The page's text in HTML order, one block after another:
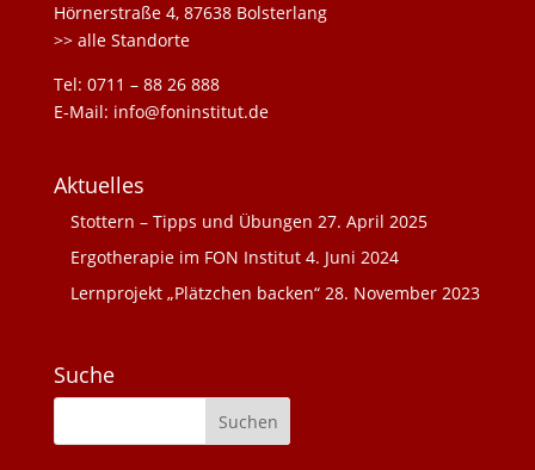
Hörnerstraße 4, 87638 Bolsterlang
>> alle Standorte
Tel: 0711 – 88 26 888
E-Mail: info@foninstitut.de
Aktuelles
Stottern – Tipps und Übungen 27. April 2025
Ergotherapie im FON Institut 4. Juni 2024
Lernprojekt „Plätzchen backen“ 28. November 2023
Suche